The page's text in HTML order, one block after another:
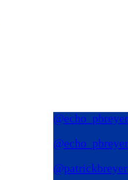
@echo_pbreyer
@echo_pbreyer